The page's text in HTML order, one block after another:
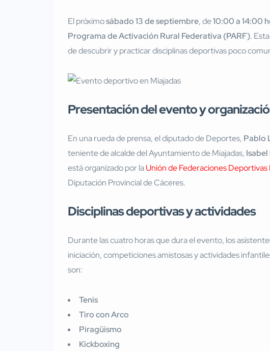
El próximosábado 13 de septiembre, de10:00 a 14:00
Programa de Activación Rural Federativa (PARF).
de descubrir y practicar disciplinas deportivas poco
Presentación del evento y
En una rueda de prensa, el diputado de Deportes, Pablo
teniente de alcalde del Ayuntamiento de Miajadas,
está organizado por laUnión de Federaciones
Diputación Provincial de Cáceres.
Disciplinas deportivas y actividades
Durante las cuatro horas que dura el evento, los
iniciación, competiciones amistosas y actividades
son:
Tenis
Tiro con Arco
Piragüismo
Kickboxing